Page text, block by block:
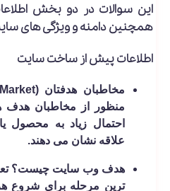
این سوالات در دو بخش
همچنین دامنه و ویژگی های
اطلاعات پیش از ساخت سایت
منظور از مخاطبان
احتمال زیاد به محصول
علاقه نشان می دهند.
هدف وب سایت چیست؟
ترین مرحله برای شروع